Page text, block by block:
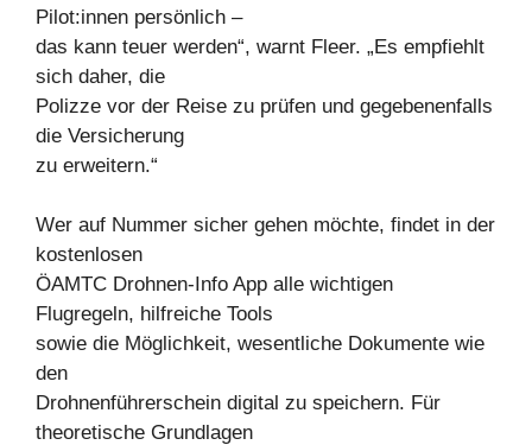
Pilot:innen persönlich –
das kann teuer werden“, warnt Fleer. „Es empfiehlt
sich daher, die
Polizze vor der Reise zu prüfen und gegebenenfalls
die Versicherung
zu erweitern.“
Wer auf Nummer sicher gehen möchte, findet in der
kostenlosen
ÖAMTC Drohnen-Info App alle wichtigen
Flugregeln, hilfreiche Tools
sowie die Möglichkeit, wesentliche Dokumente wie
den
Drohnenführerschein digital zu speichern. Für
theoretische Grundlagen